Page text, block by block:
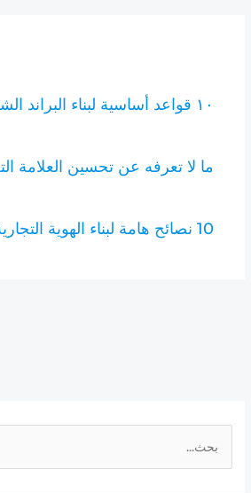
١٠ قواعد أساسية لبناء البراند الشخصي
ما لا تعرفه عن تحسين العلامة
10 نصائح هامة لبناء الهوية التجارية الشخصية